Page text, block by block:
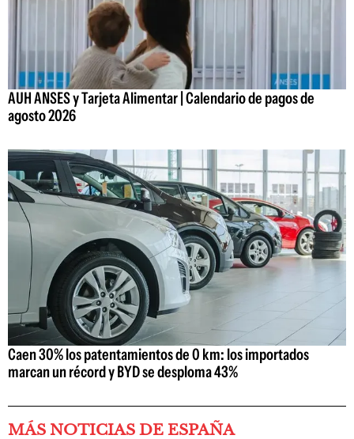
AUH ANSES y Tarjeta Alimentar | Calendario de pagos de
agosto 2026
Caen 30% los patentamientos de 0 km: los importados
marcan un récord y BYD se desploma 43%
MÁS NOTICIAS DE ESPAÑA